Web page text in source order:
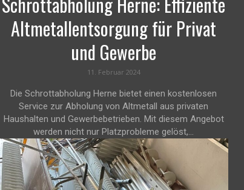
Altmetallentsorgung für Privat
und Gewerbe
11. Februar 2024
Die Schrottabholung Herne bietet einen kostenlosen
Service zur Abholung von Altmetall aus privaten
Haushalten und Gewerbebetrieben. Mit diesem Angebot
werden nicht nur Platzprobleme gelöst,...